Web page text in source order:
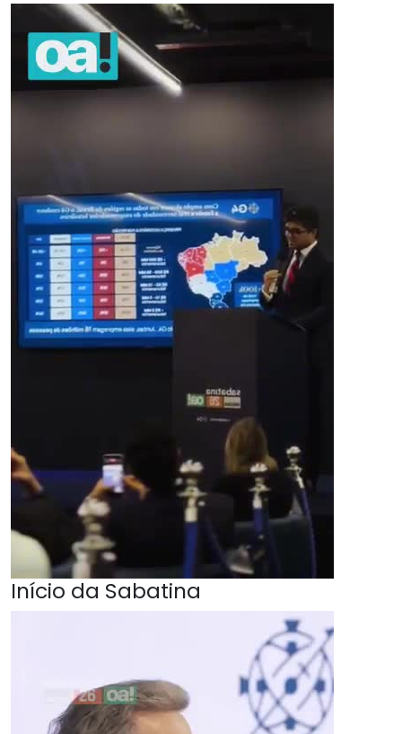
Início da Sabatina